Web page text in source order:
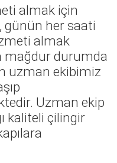
almak için
günün her saati
almak
mağdur durumda
uzman ekibimiz
Uzman ekip
kaliteli çilingir